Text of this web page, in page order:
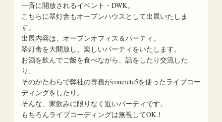
一斉に開放されるイベント・DWK。
こちらに翠灯舎もオープンハウスとして出展いたしま
す。
出展内容は、オープンオフィス＆パーティ。
翠灯舎を大開放し、楽しいパーティをいたします。
お酒を飲んでご飯を食べながら、話をしたり交流した
り、
そのかたわらで弊社の専務がconcrete5を使ったライブコー
ディングをしたり。
そんな、家飲みに限りなく近いパーティです。
もちろんライブコーディングは無視してOK！